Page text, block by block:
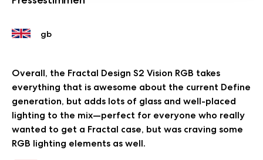
Overall, the Fractal Design S2 Vision RGB takes
everything that is awesome about the current Define
generation, but adds lots of glass and well-placed
lighting to the mix—perfect for everyone who really
wanted to get a Fractal case, but was craving some
RGB lighting elements as well.